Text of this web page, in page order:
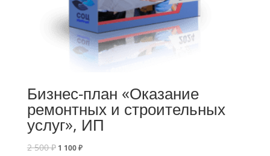
Бизнес-план «Оказание
ремонтных и строительных
услуг», ИП
2 500₽ 1 100₽